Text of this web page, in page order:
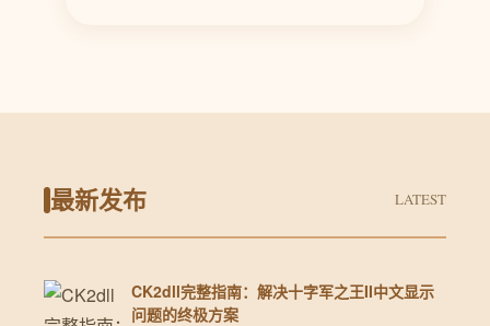
最新发布 LATEST
CK2dll完整指南：解决十字军之王II中文显示
问题的终极方案